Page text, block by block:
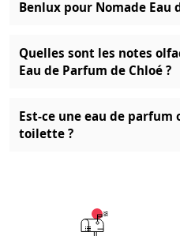
Benlux pour Nomade Eau
Quelles sont les notes
Eau de Parfum de Chloé ?
Est-ce une eau de parfum
toilette ?